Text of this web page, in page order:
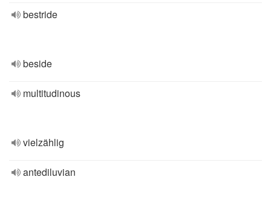
bestride
beside
multitudinous
vielzählig
antediluvian